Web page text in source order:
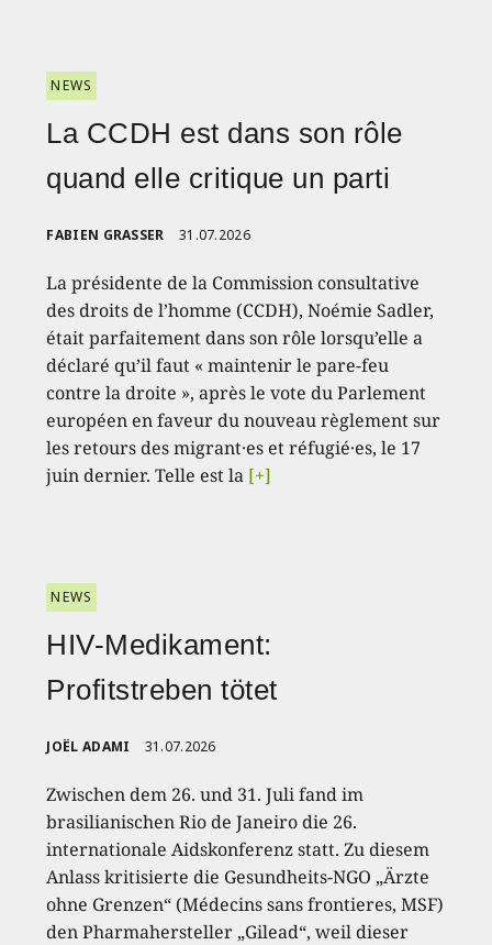
NEWS
La CCDH est dans son rôle
quand elle critique un parti
FABIEN GRASSER 31.07.2026
La présidente de la Commission consultative
des droits de l’homme (CCDH), Noémie Sadler,
était parfaitement dans son rôle lorsqu’elle a
déclaré qu’il faut « maintenir le pare-feu
contre la droite », après le vote du Parlement
européen en faveur du nouveau règlement sur
les retours des migrant·es et réfugié·es, le 17
juin dernier. Telle est la [+]
NEWS
HIV-Medikament:
Profitstreben tötet
JOËL ADAMI 31.07.2026
Zwischen dem 26. und 31. Juli fand im
brasilianischen Rio de Janeiro die 26.
internationale Aidskonferenz statt. Zu diesem
Anlass kritisierte die Gesundheits-NGO „Ärzte
ohne Grenzen“ (Médecins sans frontieres, MSF)
den Pharmahersteller „Gilead“, weil dieser